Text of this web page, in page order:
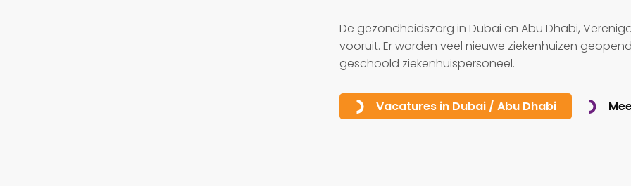
De gezondheidszorg in Dubai en Abu Dhabi,
vooruit. Er worden veel nieuwe ziekenhuizen
geschoold ziekenhuispersoneel.
Vacatures in Dubai / Abu Dhabi